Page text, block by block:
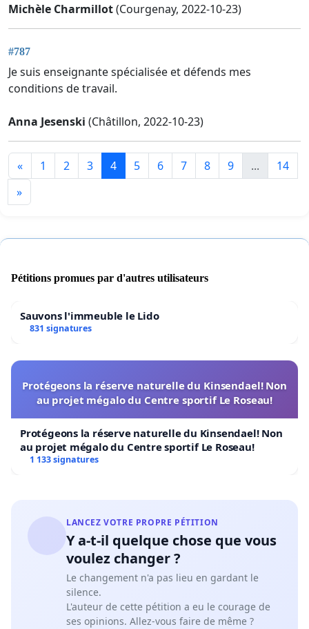
Michèle Charmillot(Courgenay, 2022-10-23)
#787
Je suis enseignante spécialisée et défends mes
conditions de travail.
Anna Jesenski (Châtillon, 2022-10-23)
« 1 2 3 4 5 6 7 8 9 ...
14
»
Pétitions promues par d'autres utilisateurs
Sauvons l'immeuble le Lido
831 signatures
Protégeons la réserve naturelle du Kinsendael! Non
au projet mégalo du Centre sportif Le Roseau!
Protégeons la réserve naturelle du Kinsendael! Non
au projet mégalo du Centre sportif Le Roseau!
1 133 signatures
LANCEZ VOTRE PROPRE PÉTITION
Y a-t-il quelque chose que vous
voulez changer ?
Le changement n'a pas lieu en gardant le
silence.
L'auteur de cette pétition a eu le courage de
ses opinions. Allez-vous faire de même ?